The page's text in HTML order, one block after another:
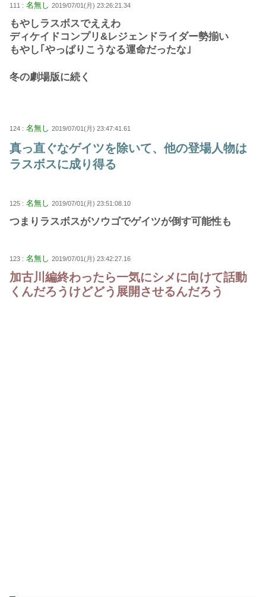
111 : 名無し 2019/07/01(月) 23:26:21.34
もやしラスボスでええわ
ディケイドコンプリ&レジェンドライダー勢揃い
もやし｢やっぱりこうなる運命だったな｣
冬の劇場版に続く
124 : 名無し 2019/07/01(月) 23:47:41.61
真っ直ぐなゲイツを除いて、他の登場人物は
ラスボスに成り得る
125 : 名無し 2019/07/01(月) 23:51:08.10
つまりラスボスがソウゴでゲイツが倒す可能性も
123 : 名無し 2019/07/01(月) 23:42:27.16
加古川編終わったら一気にシメに向けて話動
くんだろうけどどう展開させるんだろう